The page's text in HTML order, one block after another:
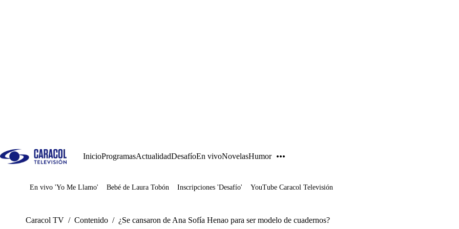
InicioProgramasActualidadDesafíoEn vivoNovelasHumor
Juegos
En vivo 'Yo Me Llamo' Bebé de Laura Tobón Inscripciones 'Desafío' YouTube Caracol Televisión
Caracol TV / Contenido / ¿Se cansaron de Ana Sofía Henao para ser modelo de cuadernos?